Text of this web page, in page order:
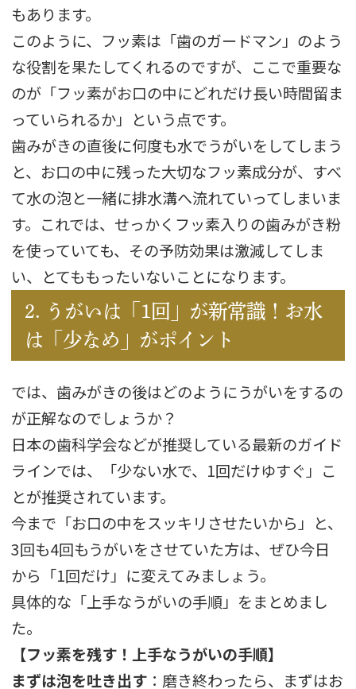
もあります。
このように、フッ素は「歯のガードマン」のよう
な役割を果たしてくれるのですが、ここで重要な
のが「フッ素がお口の中にどれだけ長い時間留ま
っていられるか」という点です。
歯みがきの直後に何度も水でうがいをしてしまう
と、お口の中に残った大切なフッ素成分が、すべ
て水の泡と一緒に排水溝へ流れていってしまいま
す。これでは、せっかくフッ素入りの歯みがき粉
を使っていても、その予防効果は激減してしま
い、とてももったいないことになります。
2. うがいは「1回」が新常識！お水
は「少なめ」がポイント
では、歯みがきの後はどのようにうがいをするの
が正解なのでしょうか？
日本の歯科学会などが推奨している最新のガイド
ラインでは、「少ない水で、1回だけゆすぐ」こ
とが推奨されています。
今まで「お口の中をスッキリさせたいから」と、
3回も4回もうがいをさせていた方は、ぜひ今日
から「1回だけ」に変えてみましょう。
具体的な「上手なうがいの手順」をまとめまし
た。
【フッ素を残す！上手なうがいの手順】
まずは泡を吐き出す ：磨き終わったら、まずはお